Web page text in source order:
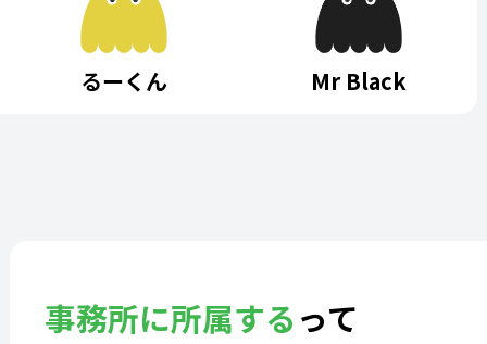
るーくん Mr Black
事務所に所属するって